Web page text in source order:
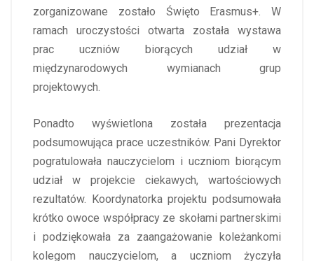
zorganizowane zostało Święto Erasmus+. W
ramach uroczystości otwarta została wystawa
prac uczniów biorących udział w
międzynarodowych wymianach grup
projektowych.
Ponadto wyświetlona została prezentacja
podsumowująca prace uczestników. Pani Dyrektor
pogratulowała nauczycielom i uczniom biorącym
udział w projekcie ciekawych, wartościowych
rezultatów. Koordynatorka projektu podsumowała
krótko owoce współpracy ze skołami partnerskimi
i podziękowała za zaangażowanie koleżankomi
kolegom nauczycielom, a uczniom życzyła